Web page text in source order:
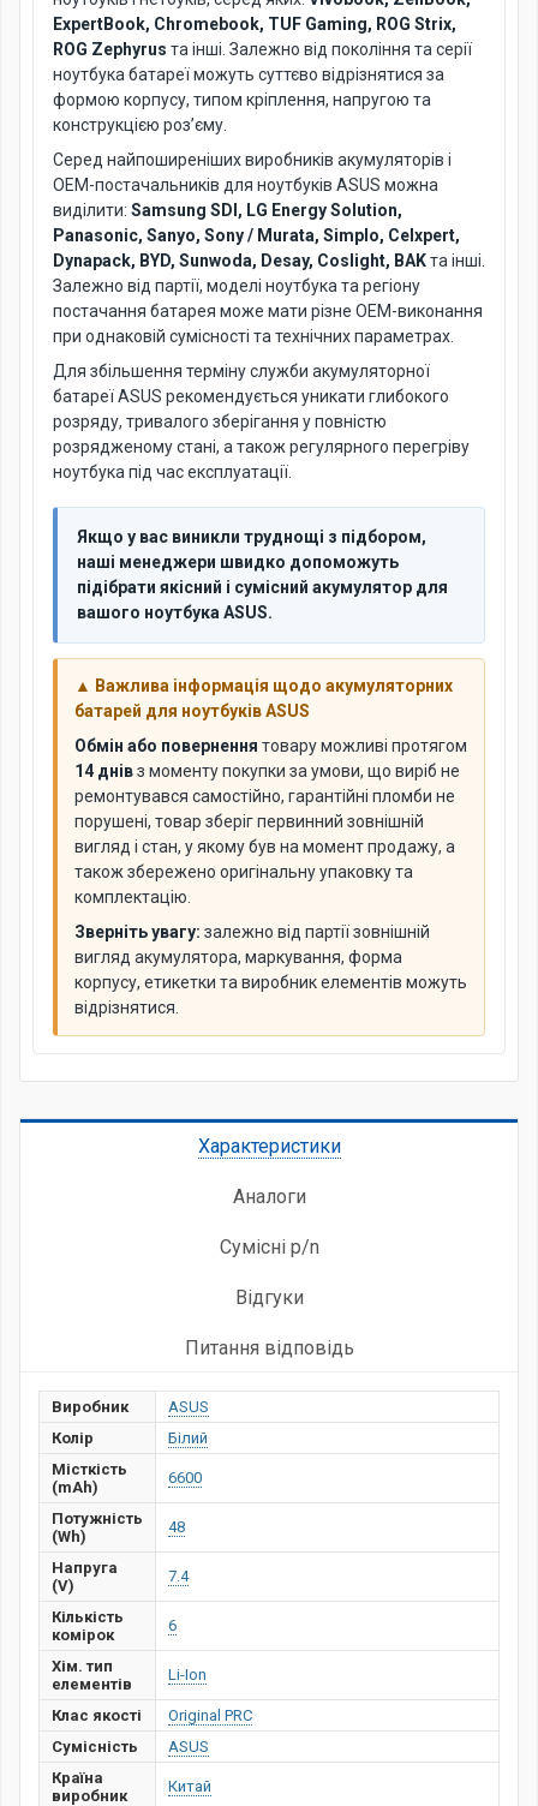
ExpertBook, Chromebook, TUF Gaming, ROG Strix,
ROG Zephyrus та інші. Залежно від покоління та серії
ноутбука батареї можуть суттєво відрізнятися за
формою корпусу, типом кріплення, напругою та
конструкцією роз’єму.
Серед найпоширеніших виробників акумуляторів і
OEM-постачальників для ноутбуків ASUS можна
виділити: Samsung SDI, LG Energy Solution,
Panasonic, Sanyo, Sony / Murata, Simplo, Celxpert,
Dynapack, BYD, Sunwoda, Desay, Coslight, BAKта інші.
Залежно від партії, моделі ноутбука та регіону
постачання батарея може мати різне OEM-виконання
при однаковій сумісності та технічних параметрах.
Для збільшення терміну служби акумуляторної
батареї ASUS рекомендується уникати глибокого
розряду, тривалого зберігання у повністю
розрядженому стані, а також регулярного перегріву
ноутбука під час експлуатації.
Якщо у вас виникли труднощі з підбором,
наші менеджери швидко допоможуть
підібрати якісний і сумісний акумулятор для
вашого ноутбука ASUS.
▲ Важлива інформація щодо акумуляторних
батарей для ноутбуків ASUS
Обмін або повернення товару можливі протягом
14 днівз моменту покупки за умови, що виріб не
ремонтувався самостійно, гарантійні пломби не
порушені, товар зберіг первинний зовнішній
вигляд і стан, у якому був на момент продажу, а
також збережено оригінальну упаковку та
комплектацію.
Зверніть увагу: залежно від партії зовнішній
вигляд акумулятора, маркування, форма
корпусу, етикетки та виробник елементів можуть
відрізнятися.
Характеристики
Аналоги
Сумісні p/n
Відгуки
Питання відповідь
Виробник
ASUS
Колір
Білий
Місткість
(mAh)
6600
Потужність
(Wh)
48
Напруга
(V)
7.4
Кількість
комірок
6
Хім. тип
елементів
Li-Ion
Клас якості
Original PRC
Сумісність
ASUS
Країна
виробник
Китай